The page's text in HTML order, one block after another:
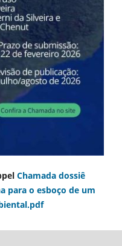
Chamada dossiê
para o esboço de um